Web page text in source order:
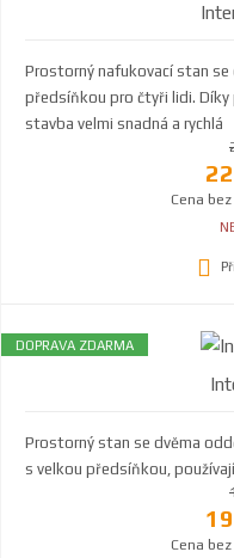
Prostorný nafukovací stan se
předsíňkou pro čtyři lidi.
stavba velmi snadná a rychlá
Cena
DOPRAVA ZDARMA
Prostorný stan se dvěma
s velkou předsíňkou,
Cena